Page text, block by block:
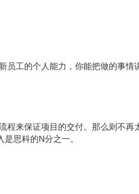
员工的个人能力，你能把做的事情
程来保证项目的交付。那么则不
思科的N分之一。